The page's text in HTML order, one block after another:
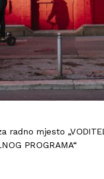
radno mjesto
PROGRAMA“